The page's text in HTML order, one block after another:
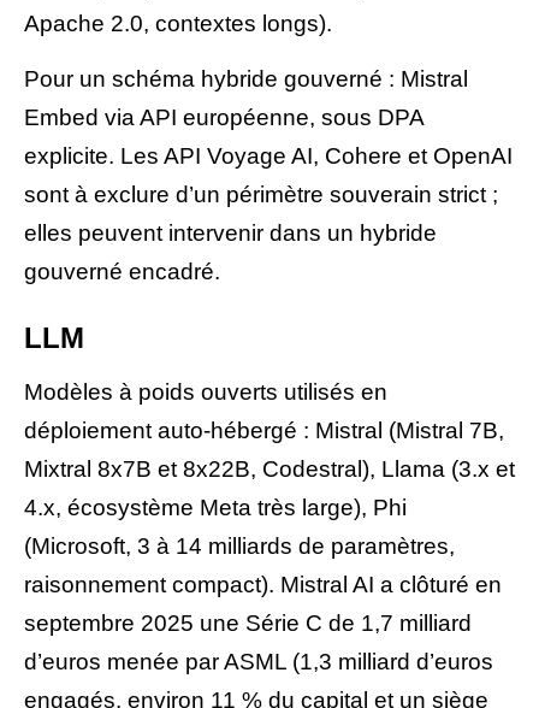
Apache 2.0, contextes longs).
Pour un schéma hybride gouverné : Mistral
Embed via API européenne, sous DPA
explicite. Les API Voyage AI, Cohere et OpenAI
sont à exclure d’un périmètre souverain strict ;
elles peuvent intervenir dans un hybride
gouverné encadré.
LLM
Modèles à poids ouverts utilisés en
déploiement auto-hébergé : Mistral (Mistral 7B,
Mixtral 8x7B et 8x22B, Codestral), Llama (3.x et
4.x, écosystème Meta très large), Phi
(Microsoft, 3 à 14 milliards de paramètres,
raisonnement compact). Mistral AI a clôturé en
septembre 2025 une Série C de 1,7 milliard
d’euros menée par ASML (1,3 milliard d’euros
engagés, environ 11 % du capital et un siège